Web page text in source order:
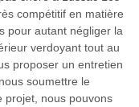
compétitif en matière
pour autant négliger la
verdoyant tout au
proposer un entretien
soumettre le
projet, nous pouvons